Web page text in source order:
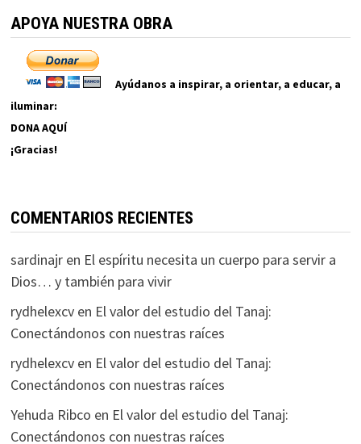
APOYA NUESTRA OBRA
Ayúdanos a inspirar, a orientar, a educar, a
iluminar:
DONA AQUÍ
¡Gracias!
COMENTARIOS RECIENTES
sardinajren El espíritu necesita un cuerpo para servir a
Dios… y también para vivir
rydhelexcven El valor del estudio del Tanaj:
Conectándonos con nuestras raíces
rydhelexcven El valor del estudio del Tanaj:
Conectándonos con nuestras raíces
Yehuda Ribco en El valor del estudio del Tanaj:
Conectándonos con nuestras raíces